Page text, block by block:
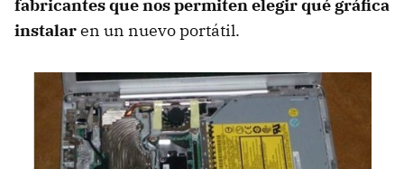
fabricantes que nos permiten elegir qué gráfica
instalaren un nuevo portátil.